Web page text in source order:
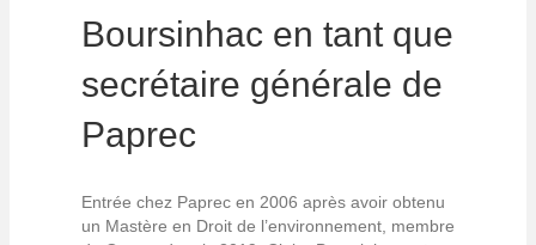
Boursinhac en tant que
secrétaire générale de
Paprec
Entrée chez Paprec en 2006 après avoir obtenu
un Mastère en Droit de l’environnement, membre